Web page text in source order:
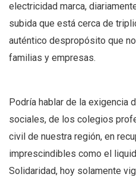
electricidad marca,
subida que está cerca de
auténtico despropósito que
familias y
Podría hablar de la exigencia
sociales, de los colegios
civil de nuestra región, en
imprescindibles como el
Solidaridad, hoy solamente